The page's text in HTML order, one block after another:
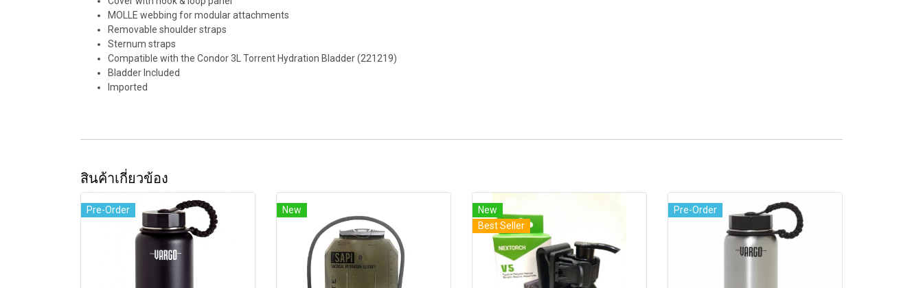
MOLLE webbing for modular attachments
Removable shoulder straps
Sternum straps
Compatible with the Condor 3L Torrent Hydration Bladder (221219)
Bladder Included
Imported
สินค้าเกี่ยวข้อง
Pre-Order New
New
Best Seller
Pre-Order